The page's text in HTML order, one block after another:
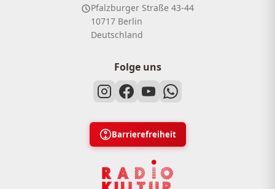
Pfalzburger Straße 43-44
10717 Berlin
Deutschland
Folge uns
Barrierefreiheit